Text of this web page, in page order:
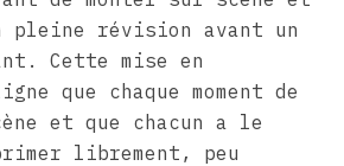
pleine révision avant un
Cette mise en
que chaque moment de
et que chacun a le
librement, peu